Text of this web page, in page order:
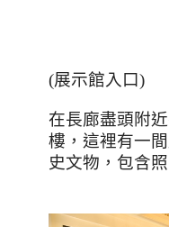
(展示館入口)
在長廊盡頭附
樓，這裡有一
史文物，包含